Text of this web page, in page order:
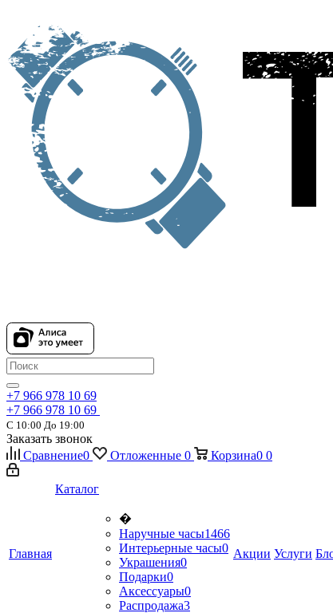
+7 966 978 10 69
+7 966 978 10 69
С 10:00 До 19:00
Заказать звонок
Сравнение0 Отложенные 0 Корзина0 0
Главная
Каталог
�
Наручные часы1466
Интерьерные часы0
Украшения0
Подарки0
Аксессуары0
Распродажа3
Акции Услуги